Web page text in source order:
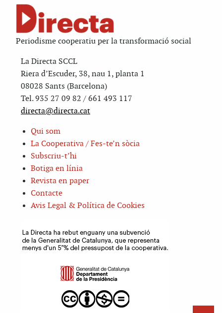
Periodisme cooperatiu per la transformació social
La Directa SCCL
Riera d’Escuder, 38, nau 1, planta 1
08028 Sants (Barcelona)
Tel. 935 27 09 82 / 661 493 117
directa@directa.cat
Qui som
La Cooperativa / Fes-te’n sòcia
Subscriu-t’hi
Botiga en línia
Revista en paper
Contacte
Avis Legal & Política de Cookies